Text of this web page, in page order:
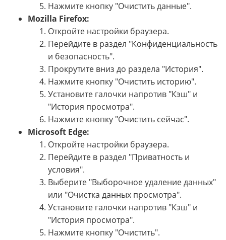
Нажмите кнопку "Очистить данные".
Mozilla Firefox:
Откройте настройки браузера.
Перейдите в раздел "Конфиденциальность
и безопасность".
Прокрутите вниз до раздела "История".
Нажмите кнопку "Очистить историю".
Установите галочки напротив "Кэш" и
"История просмотра".
Нажмите кнопку "Очистить сейчас".
Microsoft Edge:
Откройте настройки браузера.
Перейдите в раздел "Приватность и
условия".
Выберите "Выборочное удаление данных"
или "Очистка данных просмотра".
Установите галочки напротив "Кэш" и
"История просмотра".
Нажмите кнопку "Очистить".